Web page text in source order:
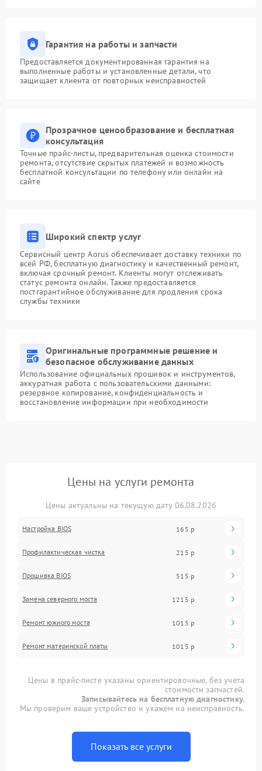
Гарантия на работы и запчасти
Предоставляется документированная гарантия на
выполненные работы и установленные детали, что
защищает клиента от повторных неисправностей
Прозрачное ценообразование и бесплатная
консультация
Точные прайс-листы, предварительная оценка стоимости
ремонта, отсутствие скрытых платежей и возможность
бесплатной консультации по телефону или онлайн на
сайте
Широкий спектр услуг
Сервисный центр Aorus обеспечивает доставку техники по
всей РФ, бесплатную диагностику и качественный ремонт,
включая срочный ремонт. Клиенты могут отслеживать
статус ремонта онлайн. Также предоставляется
постгарантийное обслуживание для продления срока
службы техники
Оригинальные программные решение и
безопасное обслуживание данных
Использование официальных прошивок и инструментов,
аккуратная работа с пользовательскими данными:
резервное копирование, конфиденциальность и
восстановление информации при необходимости
Цены на услуги ремонта
Цены актуальны на текущую дату 06.08.2026
Настройка BIOS 165 р
Профилактическая чистка 215 р
Прошивка BIOS 515 р
Замена северного моста 1215 р
Ремонт южного моста 1015 р
Ремонт материнской платы 1015 р
Цены в прайс-листе указаны ориентировочные, без учета
стоимости запчастей.
Записывайтесь на бесплатную диагностику.
Мы проверим ваше устройство и укажем на неисправность.
Показать все услуги